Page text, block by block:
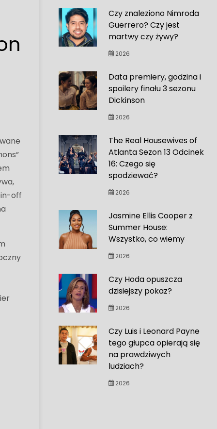
off
Czy znaleziono Nimroda
Guerrero? Czy jest
martwy czy żywy?
2026
Data premiery, godzina i
spoilery finału 3 sezonu
Dickinson
2026
The Real Housewives of
Atlanta Sezon 13 Odcinek
16: Czego się
spodziewać?
2026
Jasmine Ellis Cooper z
Summer House:
Wszystko, co wiemy
2026
Czy Hoda opuszcza
dzisiejszy pokaz?
2026
Czy Luis i Leonard Payne
tego głupca opierają się
na prawdziwych
ludziach?
2026